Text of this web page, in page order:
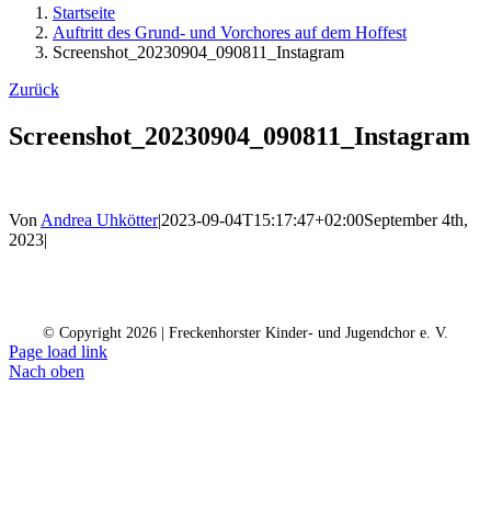
Startseite
Auftritt des Grund- und Vorchores auf dem Hoffest
Screenshot_20230904_090811_Instagram
Zurück
Screenshot_20230904_090811_Instagram
Von Andrea Uhkötter|2023-09-04T15:17:47+02:00September 4th,
2023|
© Copyright 2026 | Freckenhorster Kinder- und Jugendchor e. V.
Page load link
Nach oben